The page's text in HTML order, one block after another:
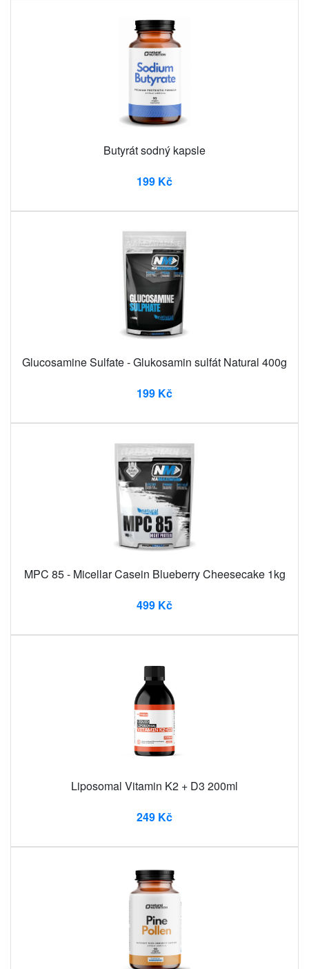
Butyrát sodný kapsle
199 Kč
Glucosamine Sulfate - Glukosamin sulfát Natural 400g
199 Kč
MPC 85 - Micellar Casein Blueberry Cheesecake 1kg
499 Kč
Liposomal Vitamin K2 + D3 200ml
249 Kč